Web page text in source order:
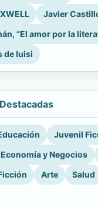
Javier
“El amor por la
de luisi
Juvenil
Economía y Negocios
Arte
Salud